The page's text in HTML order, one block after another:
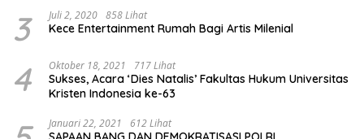
3 Juli 2, 2020 858 Lihat
Kece Entertainment Rumah Bagi Artis Milenial
4 Oktober 18, 2021 717 Lihat
Sukses, Acara ‘Dies Natalis’ Fakultas Hukum Universitas
Kristen Indonesia ke-63
Januari 22, 2021 612 Lihat